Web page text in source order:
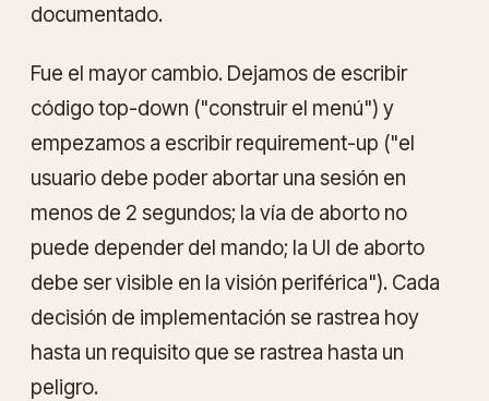
documentado.
Fue el mayor cambio. Dejamos de escribir
código top-down ("construir el menú") y
empezamos a escribir requirement-up ("el
usuario debe poder abortar una sesión en
menos de 2 segundos; la vía de aborto no
puede depender del mando; la UI de aborto
debe ser visible en la visión periférica"). Cada
decisión de implementación se rastrea hoy
hasta un requisito que se rastrea hasta un
peligro.